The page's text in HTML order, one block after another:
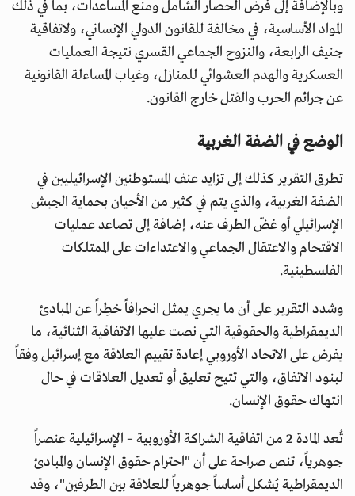
وبالإضافة إلى فرض الحصار الشامل ومنع المساعدات، بما في ذلك
المواد الأساسية، في مخالفة للقانون الدولي الإنساني، ولاتفاقية
جنيف الرابعة، والنزوح الجماعي القسري نتيجة العمليات
العسكرية والهدم العشوائي للمنازل، وغياب المساءلة القانونية
عن جرائم الحرب والقتل خارج القانون.
الوضع في الضفة الغربية
تطرق التقرير كذلك إلى تزايد عنف المستوطنين الإسرائيليين في
الضفة الغربية، والذي يتم في كثير من الأحيان بحماية الجيش
الإسرائيلي أو غضّ الطرف عنه، إضافة إلى تصاعد عمليات
الاقتحام والاعتقال الجماعي والاعتداءات على الممتلكات
الفلسطينية.
وشدد التقرير على أن ما يجري يمثل انحرافاً خطِراً عن المبادئ
الديمقراطية والحقوقية التي نصت عليها الاتفاقية الثنائية، ما
يفرض على الاتحاد الأوروبي إعادة تقييم العلاقة مع إسرائيل وفقاً
لبنود الاتفاق، والتي تتيح تعليق أو تعديل العلاقات في حال
انتهاك حقوق الإنسان.
تُعد المادة 2 من اتفاقية الشراكة الأوروبية – الإسرائيلية عنصراً
جوهرياً، تنص صراحة على أن "احترام حقوق الإنسان والمبادئ
الديمقراطية يُشكل أساساً جوهرياً للعلاقة بين الطرفين"، وقد